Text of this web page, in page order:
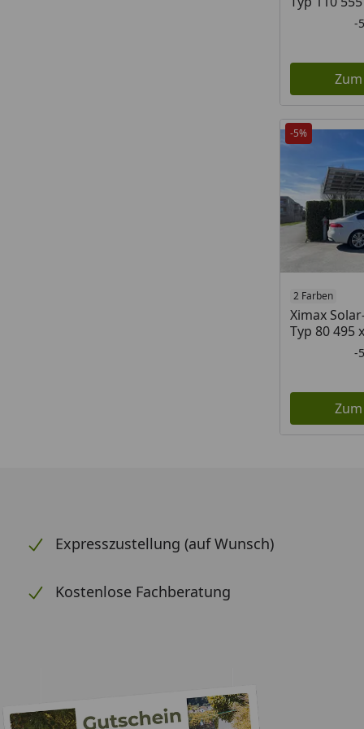
-
-5%
2 Farben
Ximax
Typ 80 495
-
Expresszustellung (auf Wunsch)
Kostenlose Fachberatung